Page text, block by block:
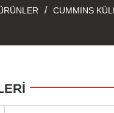
/ CUMMINS